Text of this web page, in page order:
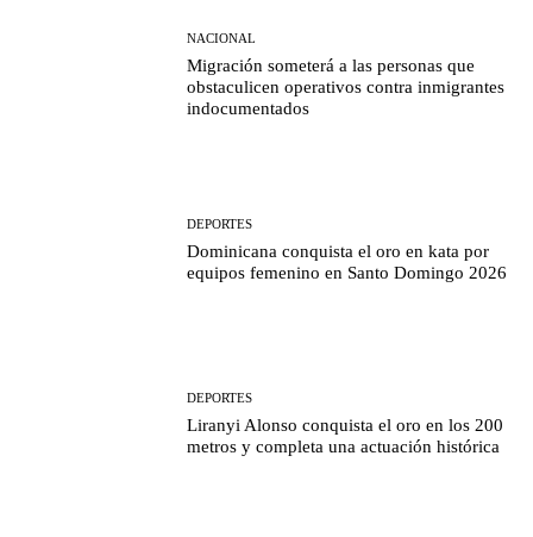
NACIONAL
Migración someterá a las personas que
obstaculicen operativos contra inmigrantes
indocumentados
DEPORTES
Dominicana conquista el oro en kata por
equipos femenino en Santo Domingo 2026
DEPORTES
Liranyi Alonso conquista el oro en los 200
metros y completa una actuación histórica